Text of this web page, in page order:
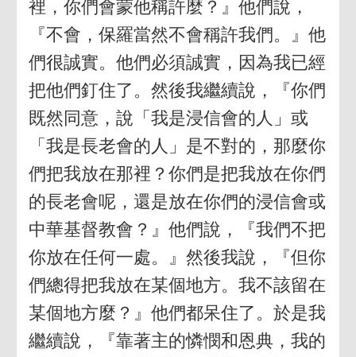
裡，你們會蒙他稱許麼？』他們說，
『不會，保羅當然不會稱許我們。』他
們很誠實。他們必須誠實，因為我已經
把他們釘住了。然後我繼續說，『你們
既然同意，說「我是浸信會的人」或
「我是長老會的人」是不對的，那麼你
們把我放在那裡？你們是把我放在你們
的長老會呢，還是放在你們的浸信會或
中華基督教會？』他們說，『我們不把
你放在任何一處。』然後我說，『但你
們總得把我放在某個地方。我不該留在
某個地方麼？』他們都呆住了。於是我
繼續說，『靠著主的憐憫和恩典，我的